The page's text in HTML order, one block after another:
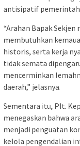
antisipatif
“Arahan Bapak
membutuhkan
historis, serta kerja
tidak semata
mencerminkan
daerah,” jelasnya.
Sementara itu, Plt.
menegaskan bahwa
menjadi penguatan
kelola pengendalian